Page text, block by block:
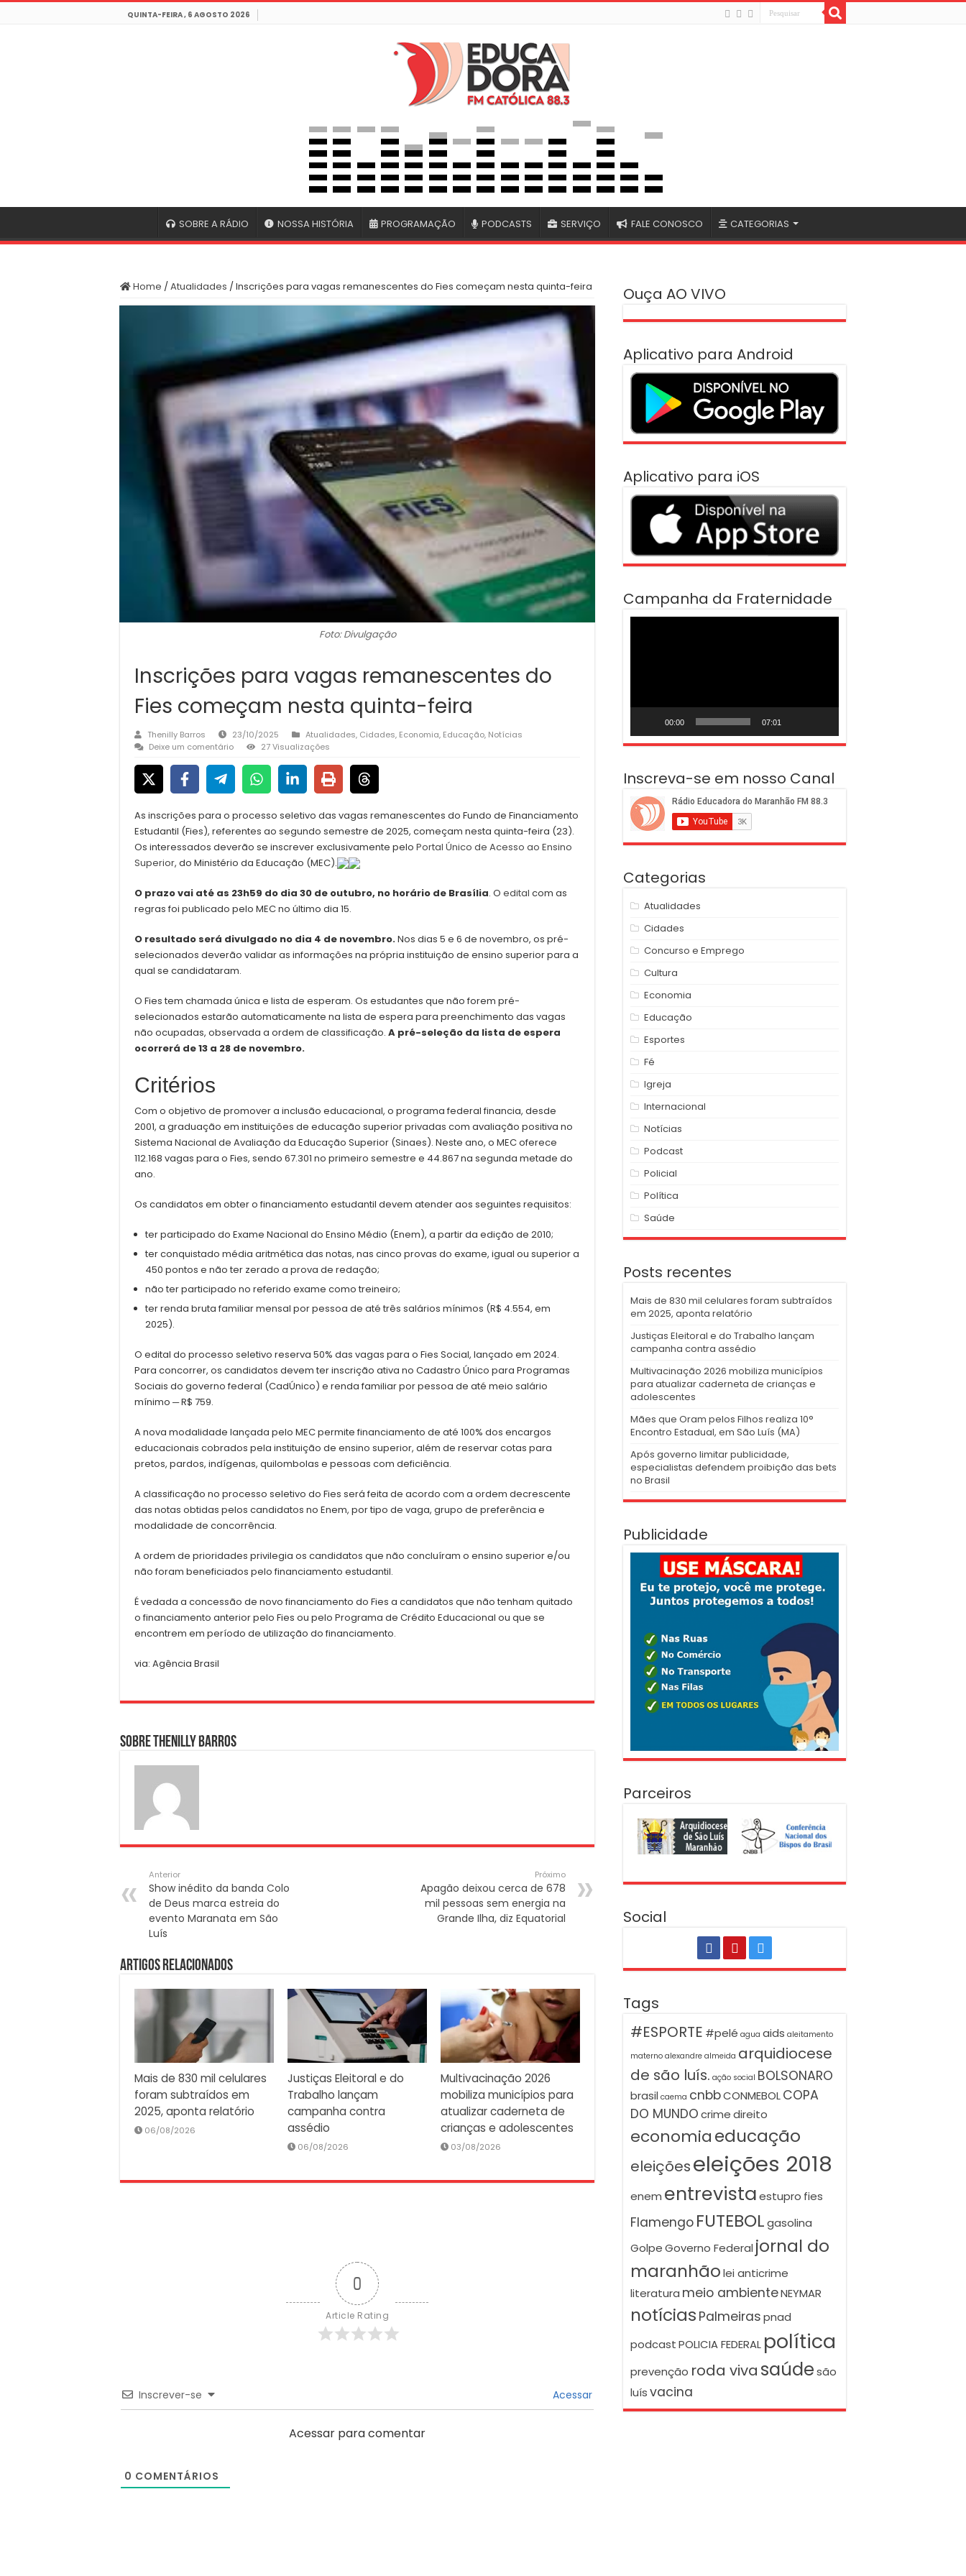
QUINTA-FEIRA , 6 AGOSTO 2026
SOBRE A RÁDIO NOSSA HISTÓRIA PROGRAMAÇÃO PODCASTS SERVIÇO FALE CONOSCO CATEGORIAS
Home /Atualidades /Inscrições para vagas remanescentes do Fies começam nesta quinta-feira
Foto: Divulgação
Inscrições para vagas remanescentes do
Fies começam nesta quinta-feira
Thenilly Barros 23/10/2025 Atualidades, Cidades, Economia, Educação, Notícias
Deixe um comentário
27 Visualizações
As inscrições para o processo seletivo das vagas remanescentes do Fundo de Financiamento
Estudantil (Fies), referentes ao segundo semestre de 2025, começam nesta quinta-feira (23).
Os interessados deverão se inscrever exclusivamente pelo Portal Único de Acesso ao Ensino
Superior, do Ministério da Educação (MEC).
O prazo vai até as 23h59 do dia 30 de outubro, no horário de Brasília. O edital com as
regras foi publicado pelo MEC no último dia 15.
O resultado será divulgado no dia 4 de novembro.Nos dias 5 e 6 de novembro, os pré-
selecionados deverão validar as informações na própria instituição de ensino superior para a
qual se candidataram.
O Fies tem chamada única e lista de esperam. Os estudantes que não forem pré-
selecionados estarão automaticamente na lista de espera para preenchimento das vagas
não ocupadas, observada a ordem de classificação. A pré-seleção da lista de espera
ocorrerá de 13 a 28 de novembro.
Critérios
Com o objetivo de promover a inclusão educacional, o programa federal financia, desde
2001, a graduação em instituições de educação superior privadas com avaliação positiva no
Sistema Nacional de Avaliação da Educação Superior (Sinaes). Neste ano, o MEC oferece
112.168 vagas para o Fies, sendo 67.301 no primeiro semestre e 44.867 na segunda metade do
ano.
Os candidatos em obter o financiamento estudantil devem atender aos seguintes requisitos:
ter participado do Exame Nacional do Ensino Médio (Enem), a partir da edição de 2010;
ter conquistado média aritmética das notas, nas cinco provas do exame, igual ou superior a
450 pontos e não ter zerado a prova de redação;
não ter participado no referido exame como treineiro;
ter renda bruta familiar mensal por pessoa de até três salários mínimos (R$ 4.554, em
2025).
O edital do processo seletivo reserva 50% das vagas para o Fies Social, lançado em 2024.
Para concorrer, os candidatos devem ter inscrição ativa no Cadastro Único para Programas
Sociais do governo federal (CadÚnico) e renda familiar por pessoa de até meio salário
mínimo ─ R$ 759.
A nova modalidade lançada pelo MEC permite financiamento de até 100% dos encargos
educacionais cobrados pela instituição de ensino superior, além de reservar cotas para
pretos, pardos, indígenas, quilombolas e pessoas com deficiência.
A classificação no processo seletivo do Fies será feita de acordo com a ordem decrescente
das notas obtidas pelos candidatos no Enem, por tipo de vaga, grupo de preferência e
modalidade de concorrência.
A ordem de prioridades privilegia os candidatos que não concluíram o ensino superior e/ou
não foram beneficiados pelo financiamento estudantil.
É vedada a concessão de novo financiamento do Fies a candidatos que não tenham quitado
o financiamento anterior pelo Fies ou pelo Programa de Crédito Educacional ou que se
encontrem em período de utilização do financiamento.
via: Agência Brasil
Sobre Thenilly Barros
Anterior
Show inédito da banda Colo
de Deus marca estreia do
evento Maranata em São
Luís
Próximo
Apagão deixou cerca de 678
mil pessoas sem energia na
Grande Ilha, diz Equatorial
Artigos Relacionados
Mais de 830 mil celulares
foram subtraídos em
2025, aponta relatório
06/08/2026
Justiças Eleitoral e do
Trabalho lançam
campanha contra
assédio
06/08/2026
Multivacinação 2026
mobiliza municípios para
atualizar caderneta de
crianças e adolescentes
03/08/2026
0
Article Rating
Inscrever-se Acessar
Acessar para comentar
0 COMENTÁRIOS
Ouça AO VIVO
Aplicativo para Android
Aplicativo para iOS
Campanha da Fraternidade
00:00 07:01
Inscreva-se em nosso Canal
Categorias
Atualidades
Cidades
Concurso e Emprego
Cultura
Economia
Educação
Esportes
Fé
Igreja
Internacional
Notícias
Podcast
Policial
Política
Saúde
Posts recentes
Mais de 830 mil celulares foram subtraídos
em 2025, aponta relatório
Justiças Eleitoral e do Trabalho lançam
campanha contra assédio
Multivacinação 2026 mobiliza municípios
para atualizar caderneta de crianças e
adolescentes
Mães que Oram pelos Filhos realiza 10°
Encontro Estadual, em São Luís (MA)
Após governo limitar publicidade,
especialistas defendem proibição das bets
no Brasil
Publicidade
Parceiros
Social
Tags
#ESPORTE #pelé agua aids aleitamento
materno alexandre almeida arquidiocese
de são luís. ação social BOLSONARO
brasil caema cnbbCONMEBOLCOPA
DO MUNDOcrimedireito
economiaeducação
eleiçõeseleições 2018
enem entrevistaestupro fies
Flamengo FUTEBOLgasolina
GolpeGoverno Federal jornal do
maranhãolei anticrime
literatura meio ambienteNEYMAR
notícias Palmeiraspnad
podcastPOLICIA FEDERAL política
prevenção roda viva saúdesão
luísvacina